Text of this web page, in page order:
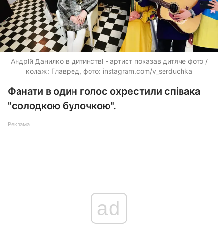
Андрій Данилко в дитинстві - артист показав дитяче фото /
колаж: Главред, фото: instagram.com/v_serduchka
Фанати в один голос охрестили співака
"солодкою булочкою".
Реклама
ad